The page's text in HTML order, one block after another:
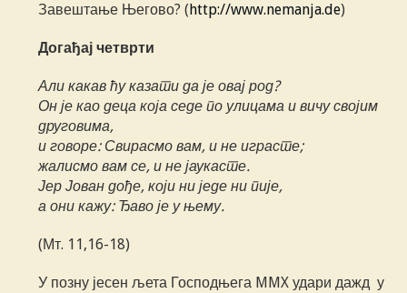
Завештање Његово? ( http://www.nemanja.de)
Догађај четврти
Али какав ћу казати да је овај род?
Он је као деца која седе по улицама и вичу својим
друговима,
и говоре: Свирасмо вам, и не играсте;
жалисмо вам се, и не јаукасте.
Јер Јован дође, који ни једе ни пије,
а они кажу: Ђаво је у њему.
(Мт. 11,16-18)
У позну јесен љета Господњега MMX удари дажд у